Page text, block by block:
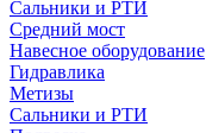
Сальники и РТИ
Средний мост
Навесное оборудование
Гидравлика
Метизы
Сальники и РТИ